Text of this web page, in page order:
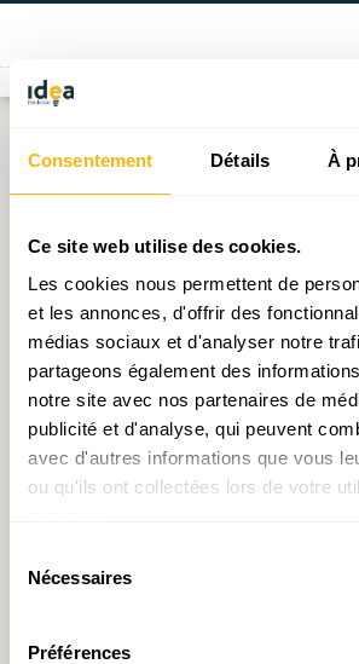
Consentement Détails À
Ce site web utilise des cookies.
Les cookies nous permettent de
et les annonces, d'offrir des
médias sociaux et d'analyser notre
partageons également des
notre site avec nos partenaires de
publicité et d'analyse, qui peuvent
avec d'autres informations que vous
ou qu'ils ont collectées lors de votre
Nécessaires
Préférences
Skip
content
Étiquette : graphique
La crise sanitaro-économique de 2020
graphiques
Publié le24.03.2021par Michel -
© 2026 Fondation IDEA
Politique de protection des